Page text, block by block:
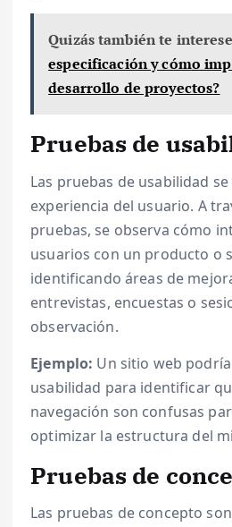
Quizás también te
especificación y cómo
desarrollo de proyectos?
Pruebas de
Las pruebas de usabilidad
experiencia del usuario. A
pruebas, se observa cómo
usuarios con un producto o
identificando áreas de
entrevistas, encuestas o
observación.
Ejemplo: Un sitio web
usabilidad para identificar
navegación son confusas
optimizar la estructura del
Pruebas de
Las pruebas de concepto